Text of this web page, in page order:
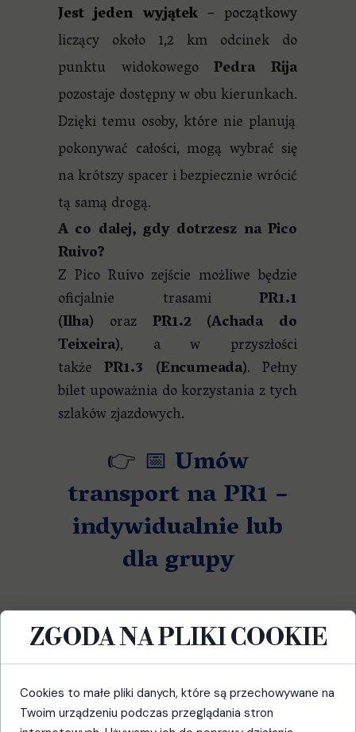
Jest jeden wyjątek– początkowy
liczący około 1,2 km odcinek do
punktu widokowegoPedra Rija
pozostaje dostępny w obu kierunkach.
Dzięki temu osoby, które nie planują
pokonywać całości, mogą wybrać się
na krótszy spacer i bezpiecznie wrócić
tą samą drogą.
A co dalej, gdy dotrzesz na Pico
Ruivo?
Z Pico Ruivo zejście możliwe będzie
oficjalnie trasami PR1.1
(Ilha) oraz PR1.2 (Achada do
Teixeira), a w przyszłości
takżePR1.3 (Encumeada). Pełny
bilet upoważnia do korzystania z tych
szlaków zjazdowych.
👉 📅 Umów
transport na PR1 –
indywidualnie lub
dla grupy
SIMPLIFICA –
OBOWIĄZKOWA
REZERWACJA I OPŁATA
ZGODA NA PLIKI COOKIE
Cookies to małe pliki danych, które są przechowywane na
Twoim urządzeniu podczas przeglądania stron